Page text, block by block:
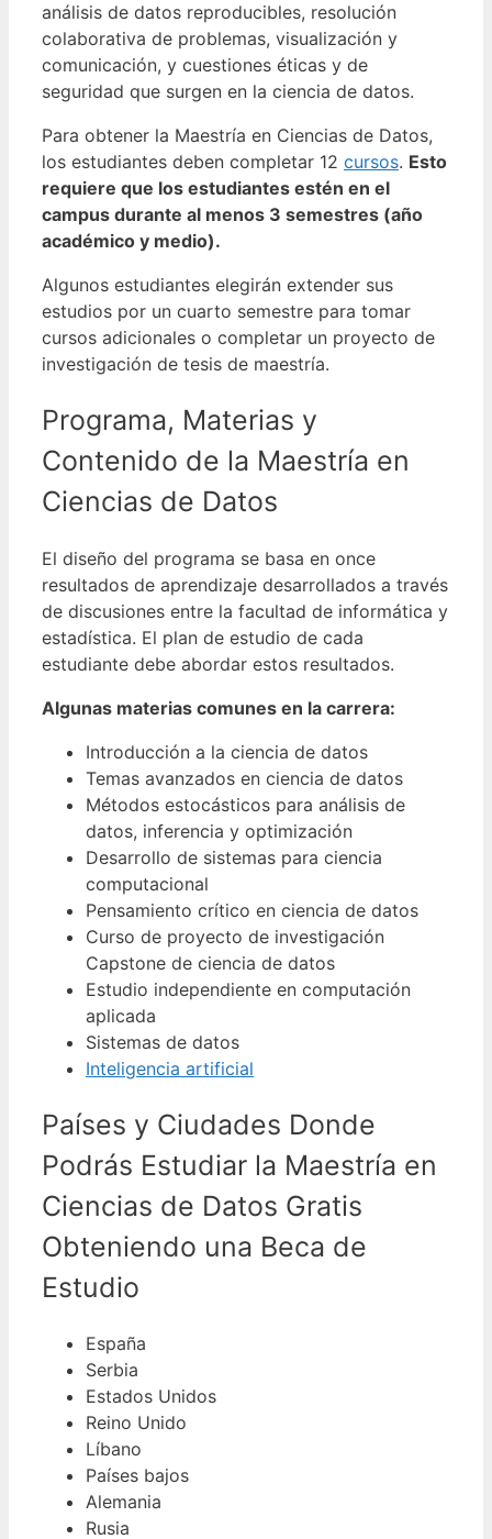
análisis de datos reproducibles, resolución
colaborativa de problemas, visualización y
comunicación, y cuestiones éticas y de
seguridad que surgen en la ciencia de datos.
Para obtener la Maestría en Ciencias de Datos,
los estudiantes deben completar 12 cursos. Esto
requiere que los estudiantes estén en el
campus durante al menos 3 semestres (año
académico y medio).
Algunos estudiantes elegirán extender sus
estudios por un cuarto semestre para tomar
cursos adicionales o completar un proyecto de
investigación de tesis de maestría.
Programa, Materias y
Contenido de la Maestría en
Ciencias de Datos
El diseño del programa se basa en once
resultados de aprendizaje desarrollados a través
de discusiones entre la facultad de informática y
estadística. El plan de estudio de cada
estudiante debe abordar estos resultados.
Algunas materias comunes en la carrera:
Introducción a la ciencia de datos
Temas avanzados en ciencia de datos
Métodos estocásticos para análisis de
datos, inferencia y optimización
Desarrollo de sistemas para ciencia
computacional
Pensamiento crítico en ciencia de datos
Curso de proyecto de investigación
Capstone de ciencia de datos
Estudio independiente en computación
aplicada
Sistemas de datos
Inteligencia artificial
Países y Ciudades Donde
Podrás Estudiar la Maestría en
Ciencias de Datos Gratis
Obteniendo una Beca de
Estudio
España
Serbia
Estados Unidos
Reino Unido
Líbano
Países bajos
Alemania
Rusia